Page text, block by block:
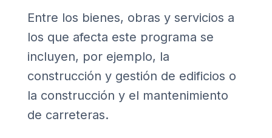
Entre los bienes, obras y servicios a
los que afecta este programa se
incluyen, por ejemplo, la
construcción y gestión de edificios o
la construcción y el mantenimiento
de carreteras.